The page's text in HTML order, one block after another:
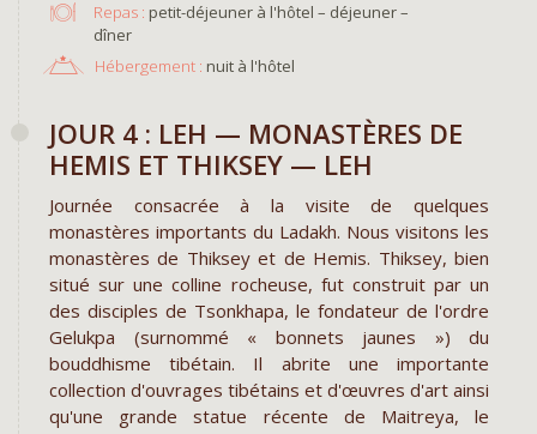
Repas : petit-déjeuner à l'hôtel – déjeuner –
dîner
Hébergement : nuit à l'hôtel
JOUR 4 : LEH — MONASTÈRES DE
HEMIS ET THIKSEY — LEH
Journée consacrée à la visite de quelques
monastères importants du Ladakh. Nous visitons les
monastères de Thiksey et de Hemis. Thiksey, bien
situé sur une colline rocheuse, fut construit par un
des disciples de Tsonkhapa, le fondateur de l'ordre
Gelukpa (surnommé « bonnets jaunes ») du
bouddhisme tibétain. Il abrite une importante
collection d'ouvrages tibétains et d'œuvres d'art ainsi
qu'une grande statue récente de Maitreya, le